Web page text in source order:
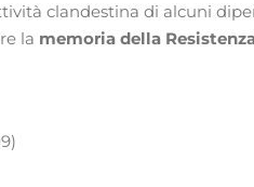
clandestina di alcuni
la memoria della